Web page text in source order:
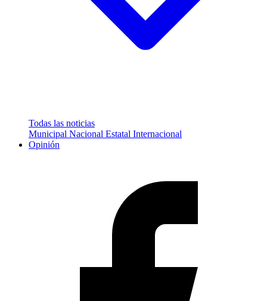
Todas las noticias
Municipal Nacional Estatal Internacional
Opinión